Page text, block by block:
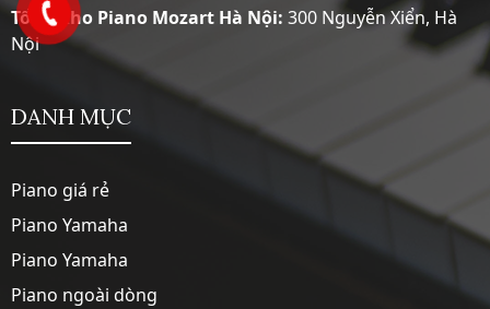
Tổng Kho Piano Mozart Hà Nội: 300 Nguyễn Xiển, Hà
Nội
DANH MỤC
Piano giá rẻ
Piano Yamaha
Piano Yamaha
Piano ngoài dòng